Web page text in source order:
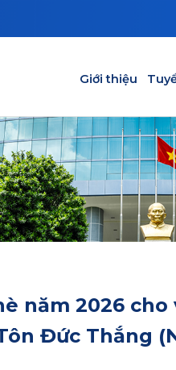
Giới thiệu
năm 2026
Đức Thắng